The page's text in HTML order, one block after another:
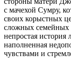
с мачехой Сумру,
своих корыстных
сложных семейных
непростая
наполненная
чувствами и